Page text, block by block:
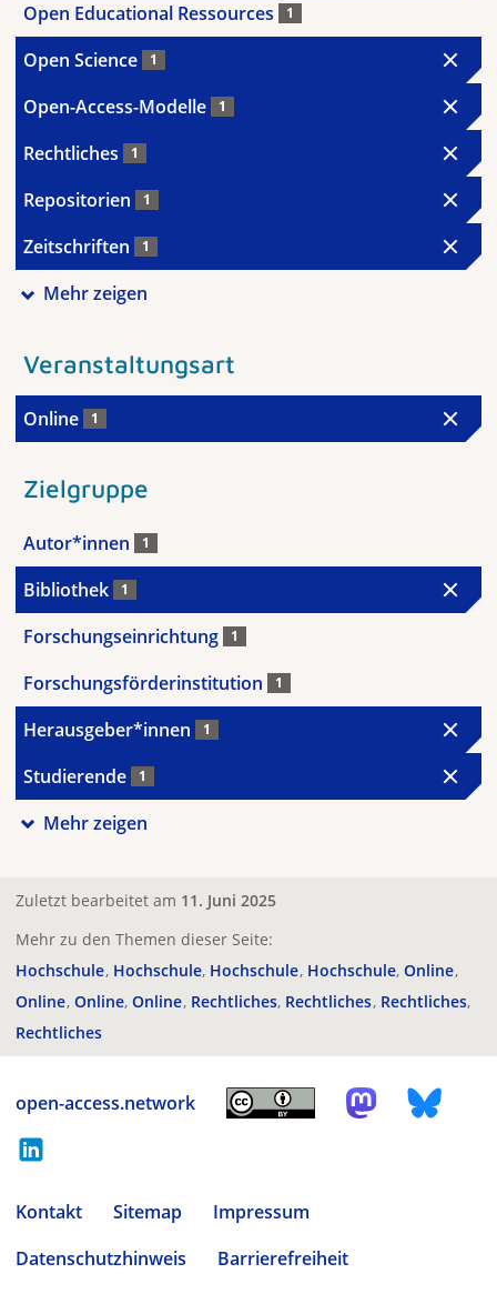
Open Educational Ressources 1
Open Science 1
Open-Access-Modelle 1
Rechtliches 1
Repositorien 1
Zeitschriften 1
Mehr zeigen
Veranstaltungsart
Online 1
Zielgruppe
Autor*innen 1
Bibliothek 1
Forschungseinrichtung 1
Forschungsförderinstitution 1
Herausgeber*innen 1
Studierende 1
Mehr zeigen
Zuletzt bearbeitet am 11. Juni 2025
Mehr zu den Themen dieser Seite:
Hochschule Hochschule Hochschule Hochschule Online
Online Online Online Rechtliches Rechtliches Rechtliches
Rechtliches
open-access.network
Kontakt Sitemap
Impressum
Datenschutzhinweis
Barrierefreiheit